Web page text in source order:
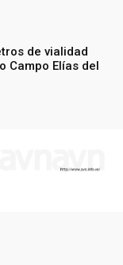
de vialidad
Campo Elías del